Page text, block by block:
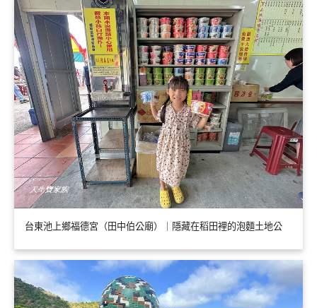
台東池上鄉福德宮（田中伯公廟）｜隱藏在稻田裡的泡麵土地公